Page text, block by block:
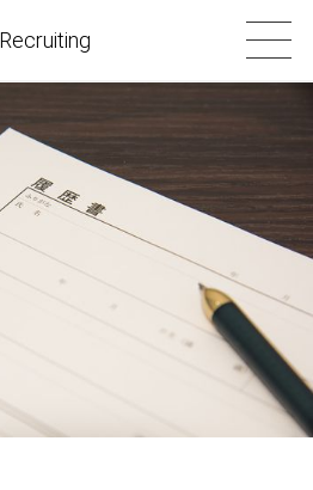
Recruiting